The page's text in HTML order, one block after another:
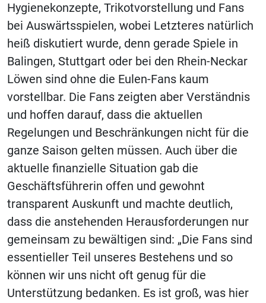
Hygienekonzepte, Trikotvorstellung und Fans
bei Auswärtsspielen, wobei Letzteres natürlich
heiß diskutiert wurde, denn gerade Spiele in
Balingen, Stuttgart oder bei den Rhein-Neckar
Löwen sind ohne die Eulen-Fans kaum
vorstellbar. Die Fans zeigten aber Verständnis
und hoffen darauf, dass die aktuellen
Regelungen und Beschränkungen nicht für die
ganze Saison gelten müssen. Auch über die
aktuelle finanzielle Situation gab die
Geschäftsführerin offen und gewohnt
transparent Auskunft und machte deutlich,
dass die anstehenden Herausforderungen nur
gemeinsam zu bewältigen sind: „Die Fans sind
essentieller Teil unseres Bestehens und so
können wir uns nicht oft genug für die
Unterstützung bedanken. Es ist groß, was hier